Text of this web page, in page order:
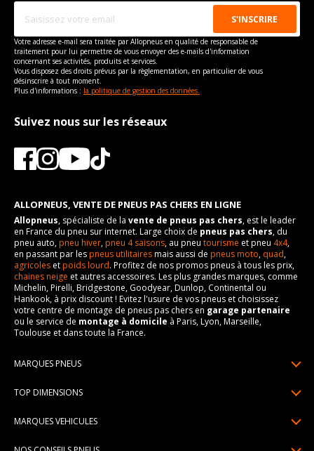
Votre adresse e-mail sera traitée par Allopneus en qualité de responsable de
traitement pour lui permettre de vous envoyer des e-mails d'information
concernant ses activités, produits et services.
Vous disposez des droits prévus par la règlementation, en particulier de vous
désinscrire à tout moment.
Plus d'informations : la politique de gestion des données.
Suivez nous sur les réseaux
ALLOPNEUS, VENTE DE PNEUS PAS CHERS EN LIGNE
Allopneus, spécialiste de la vente de pneus pas chers, est le leader
en France du pneu sur internet. Large choix de pneus pas chers, du
pneu auto,pneu hiver,pneu 4 saisons, au pneu tourisme et pneu 4x4,
en passant par lespneus utilitairesmais aussi de pneus moto, quad,
agricoles etpoids lourd. Profitez de nos promos pneus à tous les prix,
chaines neige et autres accessoires. Les plus grandes marques, comme
Michelin, Pirelli, Bridgestone, Goodyear, Dunlop, Continental ou
Hankook, à prix discount ! Evitez l'usure de vos pneus et choisissez
votre centre de montage de pneus pas chers en garage partenaire
ou le service de montage à domicile à Paris, Lyon, Marseille,
Toulouse et dans toute la France.
MARQUES PNEUS
Pneus Continental
TOP DIMENSIONS
MARQUES VEHICULES